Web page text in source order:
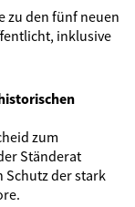
zu den fünf neuen
inklusive
zum
Ständerat
Schutz der stark